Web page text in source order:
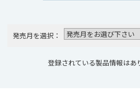
発売月を選択：
登録されている製品情報はあ